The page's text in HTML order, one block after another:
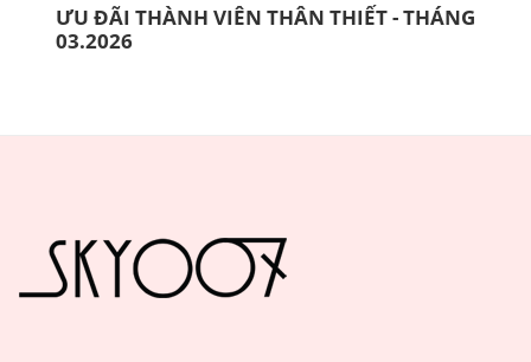
ƯU ĐÃI THÀNH VIÊN THÂN THIẾT - THÁNG
03.2026